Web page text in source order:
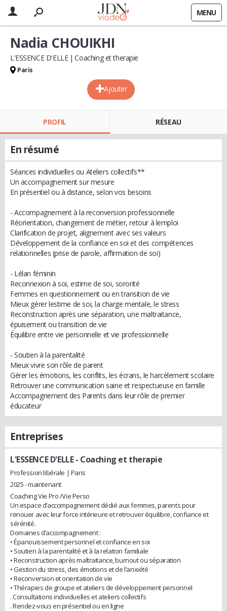
MENU
Ajouter
Nadia CHOUIKHI
L'ESSENCE D'ELLE Coaching et therapie
Paris
PROFIL RÉSEAU
En résumé
Séances individuelles ou Ateliers collectifs**
Un accompagnement sur mesure
En présentiel ou à distance, selon vos besoins
- Accompagnement à la reconversion professionnelle
Réorientation, changement de métier, retour à lemploi
Clarification de projet, alignement avec ses valeurs
Développement de la confiance en soi et des compétences
relationnelles (prise de parole, affirmation de soi)
- Lélan féminin
Reconnexion à soi, estime de soi, sororité
Femmes en questionnement ou en transition de vie
Mieux gérer lestime de soi, la charge mentale, le stress
Reconstruction après une séparation, une maltraitance,
épuisement ou transition de vie
Équilibre entre vie personnelle et vie professionnelle
- Soutien à la parentalité
Mieux vivre son rôle de parent
Gérer les émotions, les conflits, les écrans, le harcèlement scolaire
Retrouver une communication saine et respectueuse en famille
Accompagnement des Parents dans leur rôle de premier
éducateur
Entreprises
L'ESSENCE D'ELLE- Coaching et therapie
Profession libérale | Paris
2025 - maintenant
Coaching Vie Pro /Vie Perso
Un espace d’accompagnement dédié aux femmes, parents pour
renouer avec leur force intérieure et retrouver équilibre, confiance et
sérénité.
Domaines d’accompagnement :
• Épanouissement personnel et confiance en soi
• Soutien à la parentalité et à la relation familiale
• Reconstruction après maltraitance, burnout ou séparation
• Gestion du stress, des émotions et de l’anxiété
• Reconversion et orientation de vie
• Thérapies de groupe et ateliers de développement personnel
. Consultations individuelles et ateliers collectifs
. Rendez-vous en présentiel ou en ligne